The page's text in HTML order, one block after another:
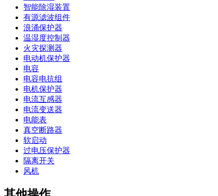
智能除湿装置
有源滤波组件
浪涌保护器
温湿度控制器
火灾探测器
电动机保护器
电容
电容电抗组
电机保护器
电流互感器
电流变送器
电能表
真空断路器
软启动
过电压保护器
隔离开关
风机